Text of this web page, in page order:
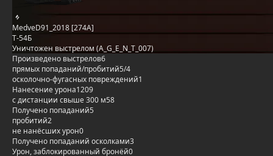
MedveD91_2018 [274A]
Т-54Б
Уничтожен выстрелом (A_G_E_N_T_007)
Произведено выстрелов6
прямых попаданий/пробитий5/4
осколочно-фугасных повреждений1
Нанесение урона1209
с дистанции свыше 300 м58
Получено попаданий5
пробитий2
не нанёсших урон0
Получено попаданий осколками3
Урон, заблокированный бронёй0